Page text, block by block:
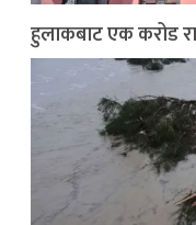
हुलाकबाट एक करोड